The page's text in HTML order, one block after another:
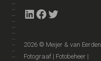
LinkedIn
Facebook
2026 © Meijer & van Eerden
Fotograaf | Fotobeheer |